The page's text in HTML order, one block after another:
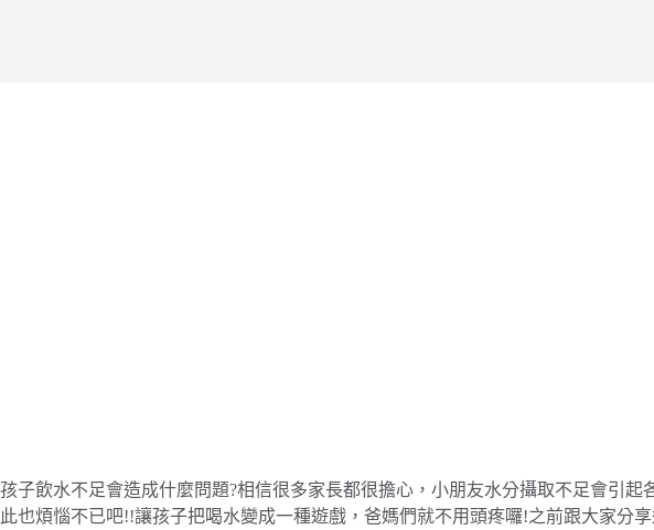
孩子飲水不足會造成什麼問題?相信很多家長都很擔心，小朋友水分攝取不足會引起
此也煩惱不已吧!!讓孩子把喝水變成一種遊戲，爸媽們就不用頭疼囉!之前跟大家分